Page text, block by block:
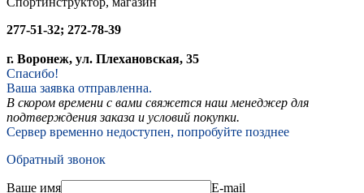
277-51-32; 272-78-39
г. Воронеж, ул. Плехановская, 35
Спасибо!
Ваша заявка отправленна.
В скором времени с вами свяжется наш менеджер для
подтверждения заказа и условий покупки.
Сервер временно недоступен, попробуйте позднее
Обратный звонок
Ваше имя E-mail